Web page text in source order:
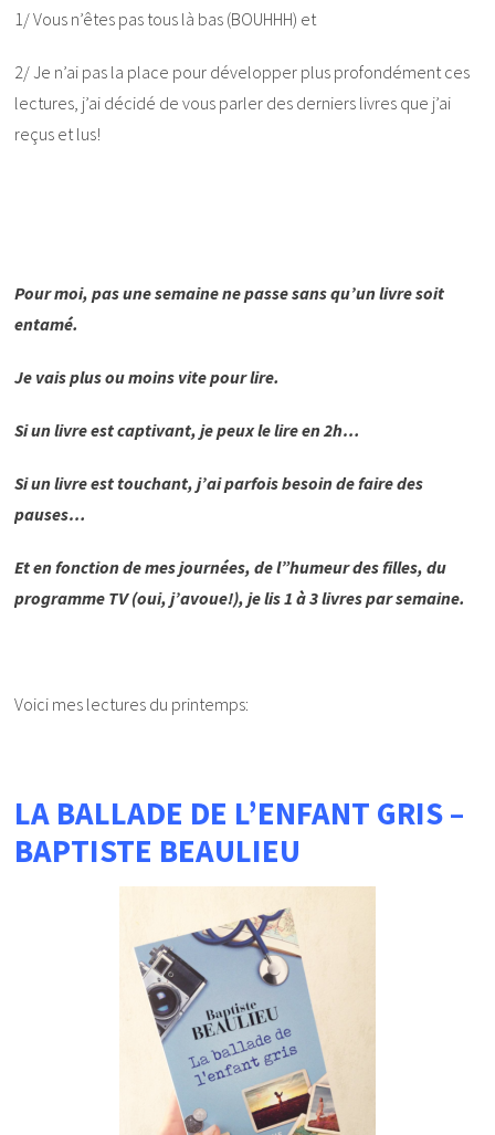
1/ Vous n’êtes pas tous là bas (BOUHHH) et
2/ Je n’ai pas la place pour développer plus profondément ces
lectures, j’ai décidé de vous parler des derniers livres que j’ai
reçus et lus!
Pour moi, pas une semaine ne passe sans qu’un livre soit
entamé.
Je vais plus ou moins vite pour lire.
Si un livre est captivant, je peux le lire en 2h…
Si un livre est touchant, j’ai parfois besoin de faire des
pauses…
Et en fonction de mes journées, de l”humeur des filles, du
programme TV (oui, j’avoue!), je lis 1 à 3 livres par semaine.
Voici mes lectures du printemps:
LA BALLADE DE L’ENFANT GRIS –
BAPTISTE BEAULIEU